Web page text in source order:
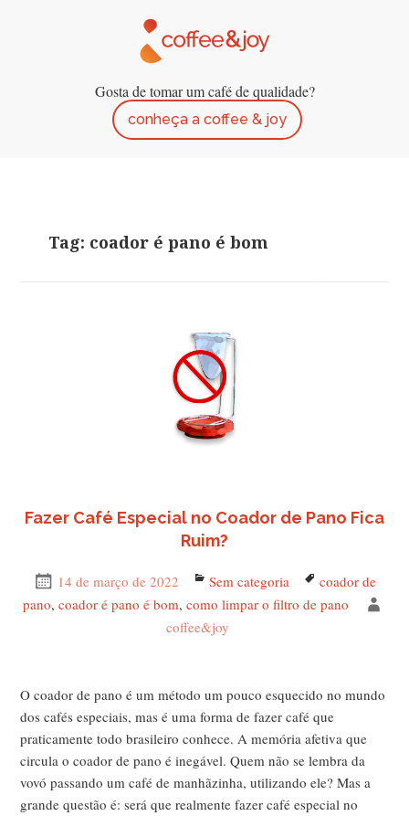
Gosta de tomar um café de qualidade?
conheça a coffee & joy
Tag: coador é pano é bom
Fazer Café Especial no Coador de Pano Fica
Ruim?
Publicado
em
14 de março de 2022 Categorias
Sem categoria Tags
coador de
pano, coador é pano é bom, como limpar o filtro de pano
coffee&joy
O coador de pano é um método um pouco esquecido no mundo
dos cafés especiais, mas é uma forma de fazer café que
praticamente todo brasileiro conhece. A memória afetiva que
circula o coador de pano é inegável. Quem não se lembra da
vovó passando um café de manhãzinha, utilizando ele? Mas a
grande questão é: será que realmente fazer café especial no